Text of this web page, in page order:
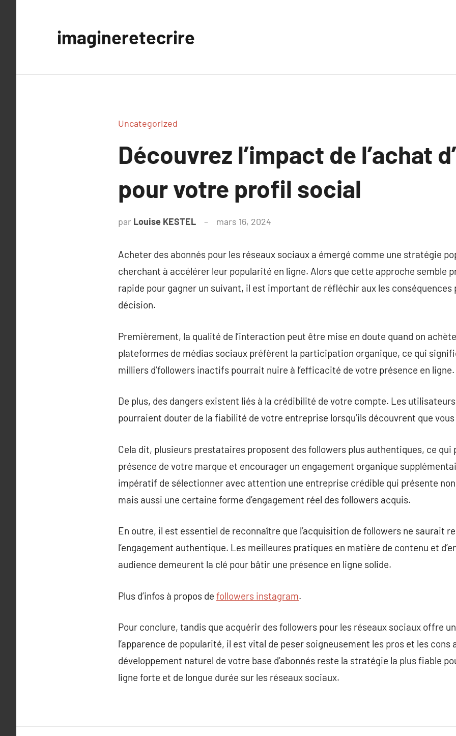
imagineretecrire
Uncategorized
Découvrez l’impact de l’achat
pour votre profil social
par Louise KESTEL mars 16, 2024
Acheter des abonnés pour les réseaux sociaux a émergé comme une stratégie
cherchant à accélérer leur popularité en ligne. Alors que cette approche semble
rapide pour gagner un suivant, il est important de réfléchir aux les conséquences
décision.
Premièrement, la qualité de l’interaction peut être mise en doute quand on
plateformes de médias sociaux préfèrent la participation organique, ce qui
milliers d’followers inactifs pourrait nuire à l’efficacité de votre présence en ligne.
De plus, des dangers existent liés à la crédibilité de votre compte. Les
pourraient douter de la fiabilité de votre entreprise lorsqu’ils découvrent que
Cela dit, plusieurs prestataires proposent des followers plus authentiques, ce qui
présence de votre marque et encourager un engagement organique
impératif de sélectionner avec attention une entreprise crédible qui présente
mais aussi une certaine forme d’engagement réel des followers acquis.
En outre, il est essentiel de reconnaître que l’acquisition de followers ne saurait
l’engagement authentique. Les meilleures pratiques en matière de contenu et
audience demeurent la clé pour bâtir une présence en ligne solide.
Plus d’infos à propos de followers instagram.
Pour conclure, tandis que acquérir des followers pour les réseaux sociaux offre
l’apparence de popularité, il est vital de peser soigneusement les pros et les cons
développement naturel de votre base d’abonnés reste la stratégie la plus fiable
ligne forte et de longue durée sur les réseaux sociaux.